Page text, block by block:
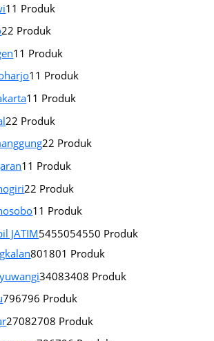
1 1 Produk
22 Produk
1 1 Produk
1 1 Produk
1 1 Produk
22 Produk
22 Produk
1 1 Produk
22 Produk
1 1 Produk
JATIM5455054550 Produk
801801 Produk
34083408 Produk
796796 Produk
27082708 Produk